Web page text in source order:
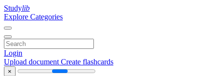
Studylib
Explore Categories
Login
Upload document Create flashcards
×